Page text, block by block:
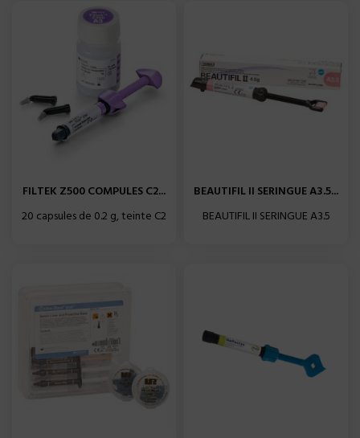
FILTEK Z500 COMPULES C2...
20 capsules de 0.2 g, teinte C2
BEAUTIFIL II SERINGUE A3.5...
BEAUTIFIL II SERINGUE A3.5